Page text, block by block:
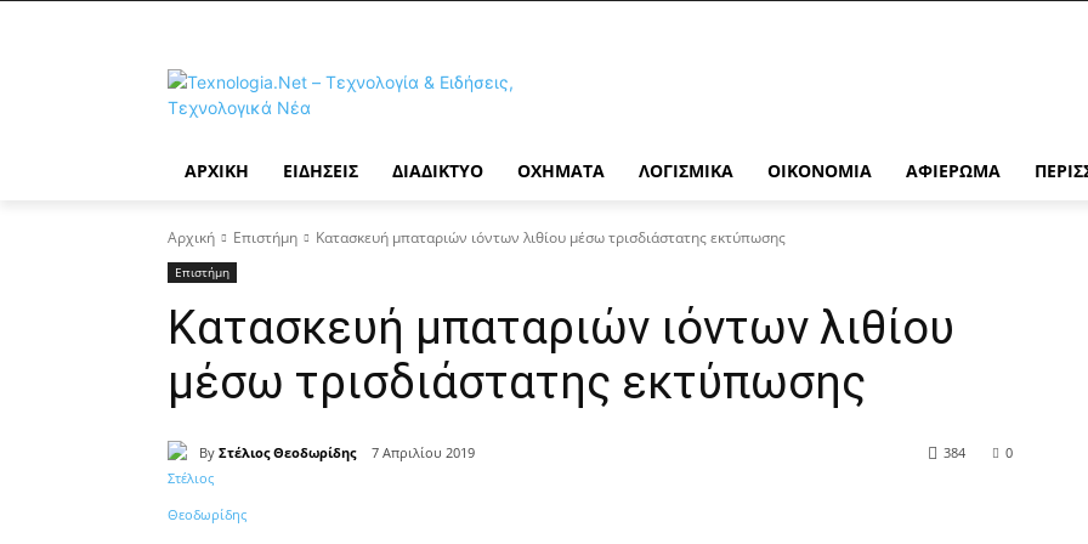
ΑΡΧΙΚΉ ΕΙΔΉΣΕΙΣ ΔΙΑΔΊΚΤΥΟ ΟΧΉΜΑΤΑ ΛΟΓΙΣΜΙΚΆ ΟΙΚΟΝΟΜΊΑ ΑΦΙΈΡΩΜΑ
Αρχική Επιστήμη Κατασκευή μπαταριών ιόντων λιθίου μέσω τρισδιάστατης εκτύπωσης
Επιστήμη
Κατασκευή μπαταριών ιόντων λιθίου
μέσω τρισδιάστατης εκτύπωσης
By Στέλιος Θεοδωρίδης 7 Απριλίου 2019 0
384
Κοινοποίηση